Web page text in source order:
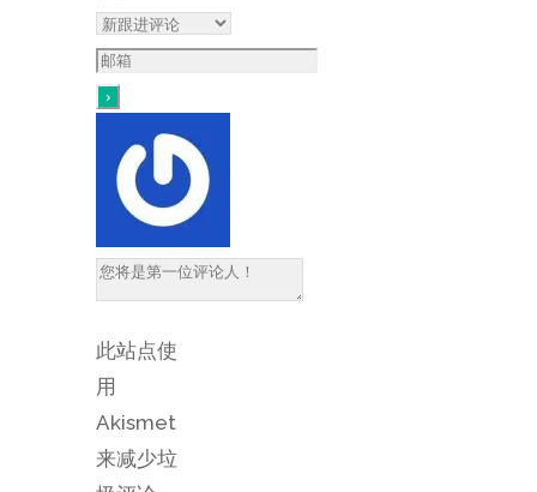
此站点使
用
Akismet
来减少垃